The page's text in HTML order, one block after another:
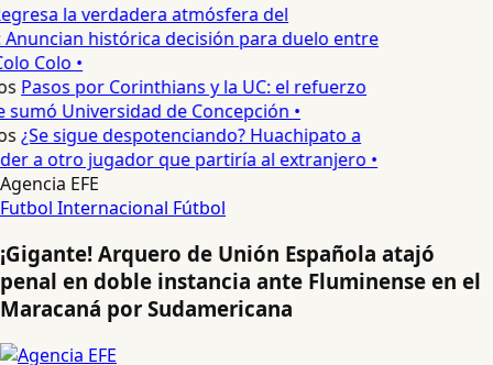
la verdadera atmósfera del
histórica decisión para duelo entre
Colo •
Pasos por Corinthians y la UC: el refuerzo
Universidad de Concepción •
¿Se sigue despotenciando? Huachipato a
a otro jugador que partiría al extranjero •
Agencia EFE
Futbol Internacional Fútbol
¡Gigante! Arquero de Unión Española atajó
penal en doble instancia ante Fluminense en el
Maracaná por Sudamericana